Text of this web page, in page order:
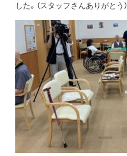
した。（スタッフさんありがとう）